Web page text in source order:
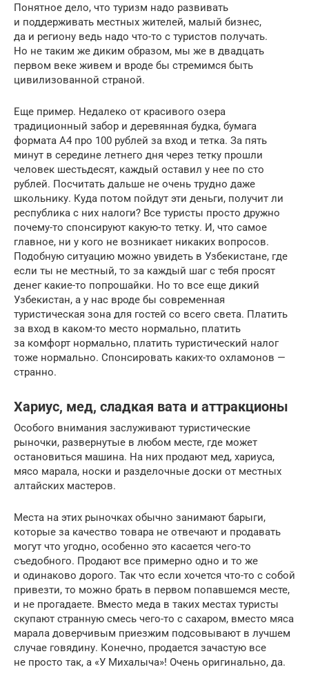
Понятное дело, что туризм надо развивать
и поддерживать местных жителей, малый бизнес,
да и региону ведь надо что-то с туристов получать.
Но не таким же диким образом, мы же в двадцать
первом веке живем и вроде бы стремимся быть
цивилизованной страной.
Еще пример. Недалеко от красивого озера
традиционный забор и деревянная будка, бумага
формата А4 про 100 рублей за вход и тетка. За пять
минут в середине летнего дня через тетку прошли
человек шестьдесят, каждый оставил у нее по сто
рублей. Посчитать дальше не очень трудно даже
школьнику. Куда потом пойдут эти деньги, получит ли
республика с них налоги? Все туристы просто дружно
почему-то спонсируют какую-то тетку. И, что самое
главное, ни у кого не возникает никаких вопросов.
Подобную ситуацию можно увидеть в Узбекистане, где
если ты не местный, то за каждый шаг с тебя просят
денег какие-то попрошайки. Но то все еще дикий
Узбекистан, а у нас вроде бы современная
туристическая зона для гостей со всего света. Платить
за вход в каком-то место нормально, платить
за комфорт нормально, платить туристический налог
тоже нормально. Спонсировать каких-то охламонов —
странно.
Хариус, мед, сладкая вата и аттракционы
Особого внимания заслуживают туристические
рыночки, развернутые в любом месте, где может
остановиться машина. На них продают мед, хариуса,
мясо марала, носки и разделочные доски от местных
алтайских мастеров.
Места на этих рыночках обычно занимают барыги,
которые за качество товара не отвечают и продавать
могут что угодно, особенно это касается чего-то
съедобного. Продают все примерно одно и то же
и одинаково дорого. Так что если хочется что-то с собой
привезти, то можно брать в первом попавшемся месте,
и не прогадаете. Вместо меда в таких местах туристы
скупают странную смесь чего-то с сахаром, вместо мяса
марала доверчивым приезжим подсовывают в лучшем
случае говядину. Конечно, продается зачастую все
не просто так, а «У Михалыча»! Очень оригинально, да.